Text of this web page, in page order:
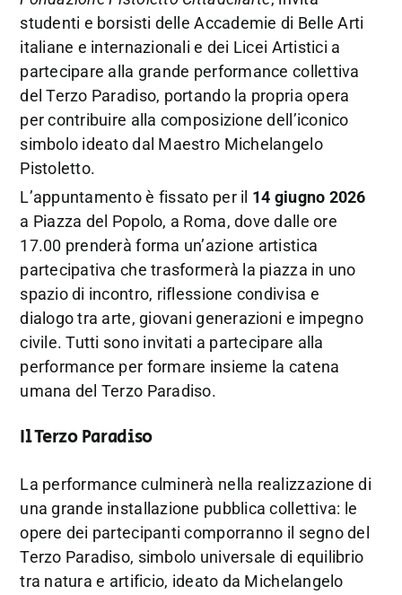
studenti e borsisti delle Accademie di Belle Arti
italiane e internazionali e dei Licei Artistici a
partecipare alla grande performance collettiva
del Terzo Paradiso, portando la propria opera
per contribuire alla composizione dell’iconico
simbolo ideato dal Maestro Michelangelo
Pistoletto.
L’appuntamento è fissato per il 14 giugno 2026
a Piazza del Popolo, a Roma, dove dalle ore
17.00 prenderà forma un’azione artistica
partecipativa che trasformerà la piazza in uno
spazio di incontro, riflessione condivisa e
dialogo tra arte, giovani generazioni e impegno
civile. Tutti sono invitati a partecipare alla
performance per formare insieme la catena
umana del Terzo Paradiso.
Il Terzo Paradiso
La performance culminerà nella realizzazione di
una grande installazione pubblica collettiva: le
opere dei partecipanti comporranno il segno del
Terzo Paradiso, simbolo universale di equilibrio
tra natura e artificio, ideato da Michelangelo